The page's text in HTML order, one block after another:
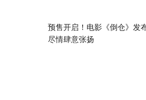
预售开启！电影《倒仓》发
尽情肆意张扬